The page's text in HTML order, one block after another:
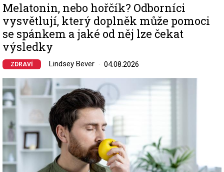
Melatonin, nebo hořčík? Odborníci
vysvětlují, který doplněk může pomoci
se spánkem a jaké od něj lze čekat
výsledky
ZDRAVÍ Lindsey Bever 04.08.2026
Image